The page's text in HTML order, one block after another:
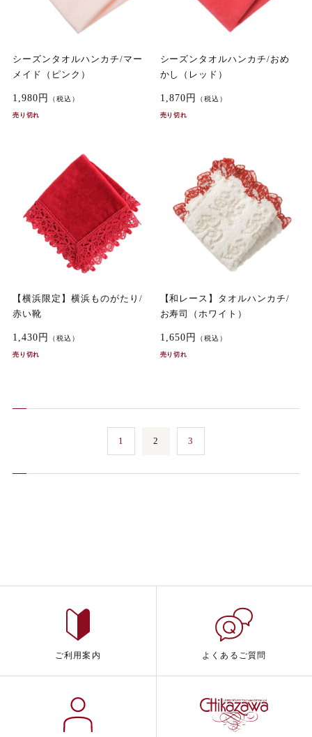
シーズンタオルハンカチ/マー
メイド（ピンク）
1,980円 （税込）
売り切れ
シーズンタオルハンカチ/おめ
かし（レッド）
1,870円 （税込）
売り切れ
【横浜限定】横浜ものがたり/
赤い靴
1,430円 （税込）
売り切れ
【和レース】タオルハンカチ/
お寿司（ホワイト）
1,650円 （税込）
売り切れ
1 2 3
ご利用案内 よくあるご質問